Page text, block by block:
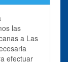
las
a Las
efectuar